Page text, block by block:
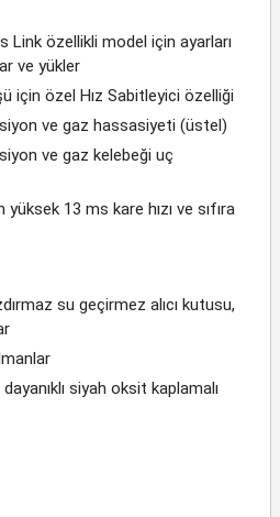
Link özellikli model için ayarları
ve yükler
için özel Hız Sabitleyici özelliği
ve gaz hassasiyeti (üstel)
ve gaz kelebeği uç
13 ms kare hızı ve sıfıra
su geçirmez alıcı kutusu,
siyah oksit kaplamalı